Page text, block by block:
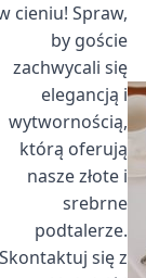
cieniu! Spraw,
by goście
zachwycali się
elegancją i
wytwornością,
którą oferują
nasze złote i
srebrne
podtalerze.
Skontaktuj się z